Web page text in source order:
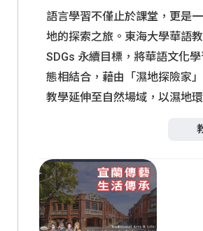
語言學習不僅止於課堂，更是
地的探索之旅。東海大學華語
SDGs 永續目標，將華語文化
態相結合，藉由「濕地探險家
教學延伸至自然場域，以濕地
習者走進高美濕地，在提升華語
時，深度領略台灣生態之美。這
學習，更是一場融合人文與自然
之旅。
學習單
兒少版
成人版(初中
級)